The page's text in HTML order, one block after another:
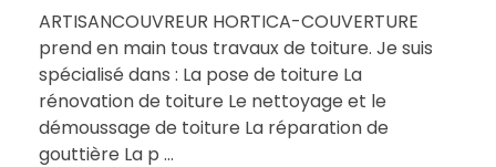
ARTISANCOUVREUR HORTICA-COUVERTURE
prend en main tous travaux de toiture. Je suis
spécialisé dans : La pose de toiture La
rénovation de toiture Le nettoyage et le
démoussage de toiture La réparation de
gouttière La p ...